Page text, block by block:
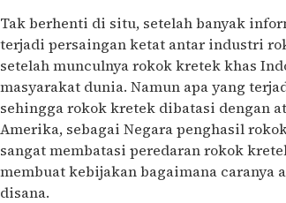
Tak berhenti di situ, setelah banyak
terjadi persaingan ketat antar industri
setelah munculnya rokok kretek khas
masyarakat dunia. Namun apa yang
sehingga rokok kretek dibatasi dengan
Amerika, sebagai Negara penghasil
sangat membatasi peredaran rokok
membuat kebijakan bagaimana
disana.